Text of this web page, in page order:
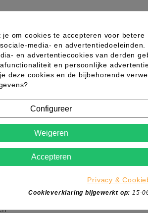
Houder Standy
Quality
a rating for your review.
consequat elit minim nisi eu
aliquip nisi ex deserunt.
je om cookies te accepteren voor betere
media- en advertentiedoeleinden.
en advertentiecookies van derden
en persoonlijke
deze cookies en de bijbehorende
Configureer
Weigeren
Accepteren
Privacy &
Cookieverklaring bijgewerkt op: 15-